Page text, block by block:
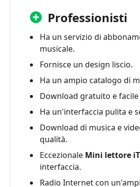
iTunes
Player?
Recensione
del
lettore
frequenti
Migliore
alternativa:
qualsiasi
Professionisti
Ha un servizio di
musicale.
Fornisce un design liscio.
Ha un ampio catalogo di
Download gratuito e facile
Ha un'interfaccia pulita e
Download di musica e
qualità.
Eccezionale Mini lettore
interfaccia.
Radio Internet con